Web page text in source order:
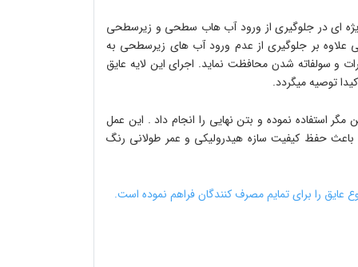
ای در جلوگیری از ورود آب هاب سطحی و زیرسطحی
علاوه بر جلوگیری از عدم ورود آب های زیرسطحی به
و سولفاته شدن محافظت نماید. اجرای این لایه عایق
توصیه میگردد.
استفاده نموده و بتن نهایی را انجام داد . این عمل
باعث حفظ کیفیت سازه هیدرولیکی و عمر طولانی رنگ
عایق را برای تمایم مصرف کنندگان فراهم نموده است.